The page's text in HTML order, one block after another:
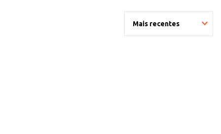
Mais recentes